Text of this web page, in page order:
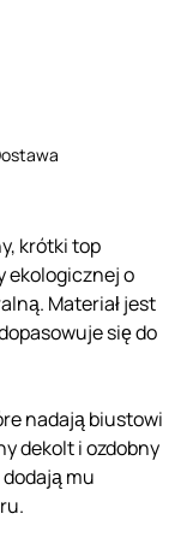
krótki top
ekologicznej o
Materiał jest
się do
nadają biustowi
dekolt i ozdobny
mu